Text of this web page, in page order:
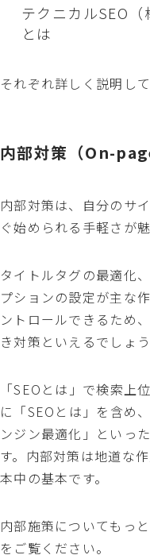
テクニカルSEO（
とは
それぞれ詳しく説明し
内部対策（On-
内部対策は、自分のサ
ぐ始められる手軽さが魅
タイトルタグの最適化
プションの設定が主な
ントロールできるため
き対策といえるでしょう
「SEOとは」で検索上
に「SEOとは」を含め
ンジン最適化」といっ
す。内部対策は地道な
本中の基本です。
内部施策についてもっ
をご覧ください。